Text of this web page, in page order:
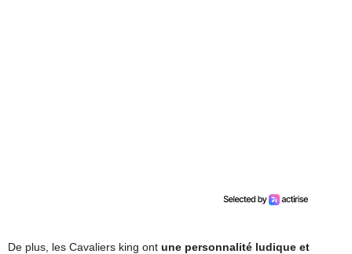
De plus, les Cavaliers king ont une personnalité ludique et